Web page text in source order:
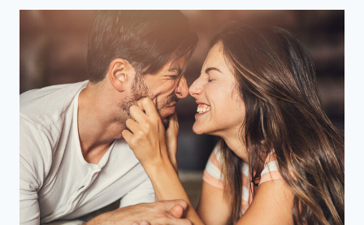
КОТОРЫХ
ТАК
НЕ
ХВАТАЕТ
В
МУЖЧИНАХ